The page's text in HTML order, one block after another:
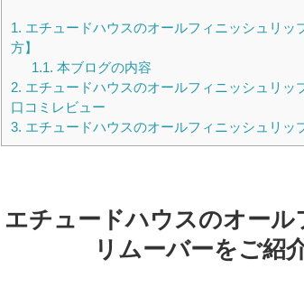
1. エチュードハウスのオールフィニッシュリ
方】
1.1. 本ブログの内容
2. エチュードハウスのオールフィニッシュリ
口コミレビュー
3. エチュードハウスのオールフィニッシュリッ
エチュードハウスのオー
リムーバーをご紹